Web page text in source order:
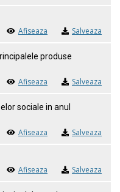
Afiseaza Salveaza
produse
Afiseaza Salveaza
sociale in anul
Afiseaza Salveaza
Afiseaza Salveaza